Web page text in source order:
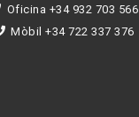
Oficina +34 932 703 566
Mòbil +34 722 337 376